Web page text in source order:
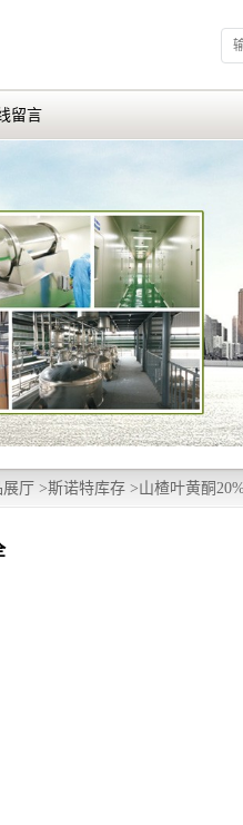
留言
展厅 >斯诺特库存 >山楂叶黄酮